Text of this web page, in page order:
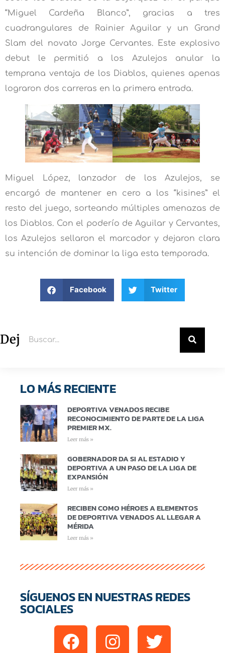
“Miguel Cardeña Blanco”, gracias a tres
cuadrangulares de Rainier Aguilar y un Grand
Slam del novato Jorge Cervantes. Este explosivo
debut le permitió a los Azulejos anular la
temprana ventaja de los Diablos, quienes apenas
lograron dos carreras en la primera entrada.
Miguel López, lanzador de los Azulejos, se
encargó de mantener en cero a los “kisines” el
resto del juego, sorteando múltiples amenazas de
los Diablos. Con el poderío de Aguilar y Cervantes,
los Azulejos sellaron el marcador y dejaron clara
su intención de dominar la liga esta temporada.
Facebook Twitter
Deja un comentario
LO MÁS RECIENTE
DEPORTIVA VENADOS RECIBE
RECONOCIMIENTO DE PARTE DE LA LIGA
PREMIER MX.
Leer más »
GOBERNADOR DA SI AL ESTADIO Y
DEPORTIVA A UN PASO DE LA LIGA DE
EXPANSIÓN
Leer más »
RECIBEN COMO HÉROES A ELEMENTOS
DE DEPORTIVA VENADOS AL LLEGAR A
MÉRIDA
Leer más »
SÍGUENOS EN NUESTRAS REDES
SOCIALES